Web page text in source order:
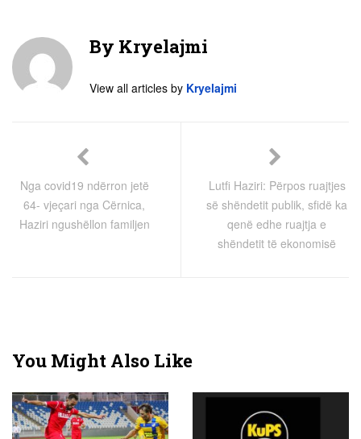
By Kryelajmi
View all articles by Kryelajmi
Nga covid19 ndërron jetë
64- vjeçari nga Cërnica,
Haziri ngushëllon familjen
Lutfi Haziri: Përpos ruajtjes
së shëndetit publik, sfidë ka
qenë edhe ruajtja e
shëndetit të ekonomisë
You Might Also Like